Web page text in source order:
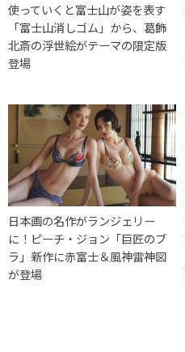
使っていくと富士山が姿を表す
「富士山消しゴム」から、葛飾
北斎の浮世絵がテーマの限定版
登場
日本画の名作がランジェリー
に！ピーチ・ジョン「巨匠のブ
ラ」新作に赤富士＆風神雷神図
が登場